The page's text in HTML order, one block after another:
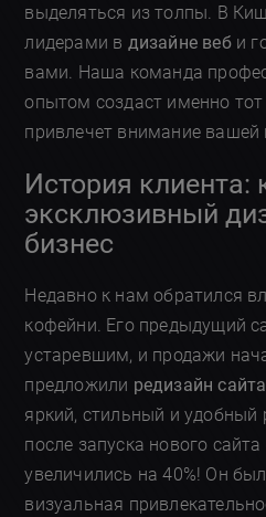
выделяться из толпы. В
лидерами в дизайне веби
вами. Наша команда
опытом создаст именно
привлечет внимание вашей
История клиента:
эксклюзивный
бизнес
Недавно к нам обратился
кофейни. Его предыдущий
устаревшим, и продажи
предложили редизайн
яркий, стильный и удобный
после запуска нового
увеличились на 40%! Он
визуальная